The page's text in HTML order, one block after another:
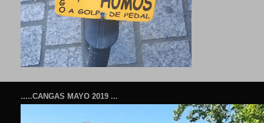
.....CANGAS MAYO 2019 ...